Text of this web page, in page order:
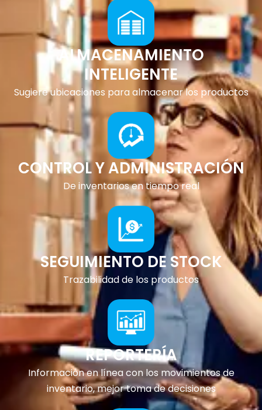
ALMACENAMIENTO
INTELIGENTE
Sugiere ubicaciones para almacenar los productos
CONTROL Y ADMINISTRACIÓN
De inventarios en tiempo real
SEGUIMIENTO DE STOCK
Trazabilidad de los productos
REPORTERÍA
Información en línea con los movimientos de
inventario, mejor toma de decisiones